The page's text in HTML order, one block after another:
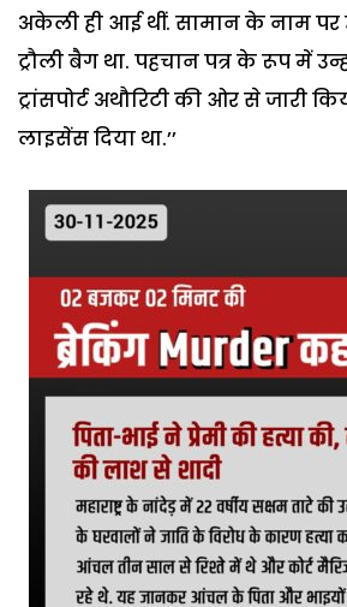
अकेली ही आई थीं. सामान के नाम
ट्रौली बैग था. पहचान पत्र के रूप में
ट्रांसपोर्ट अथौरिटी की ओर से जारी
लाइसेंस दिया था.’’